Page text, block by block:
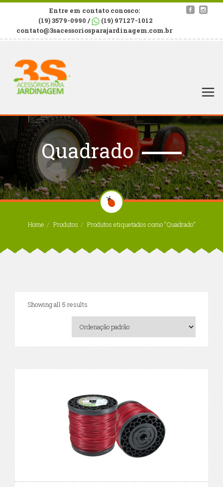
Entre em contato conosco:
(19) 3579-0990 /
(19) 97127-1012
contato@3sacessoriosparajardinagem.com.br
Quadrado
Home Produtos Produtos etiquetados como “Quadrado”
Showing all 5 results